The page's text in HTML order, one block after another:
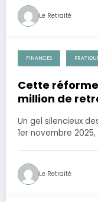
Le Retraité
28 novembre 2025
FINANCES
Cette
million de
Un gel silencieux
1er novembre
Le Retraité